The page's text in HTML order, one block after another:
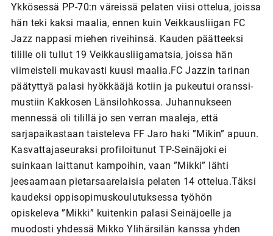
Ykkösessä PP-70:n väreissä pelaten viisi ottelua, joissa
hän teki kaksi maalia, ennen kuin Veikkausliigan FC
Jazz nappasi miehen riveihinsä. Kauden päätteeksi
tilille oli tullut 19 Veikkausliigamatsia, joissa hän
viimeisteli mukavasti kuusi maalia.FC Jazzin tarinan
päätyttyä palasi hyökkääjä kotiin ja pukeutui oranssi-
mustiin Kakkosen Länsilohkossa. Juhannukseen
mennessä oli tilillä jo sen verran maaleja, että
sarjapaikastaan taisteleva FF Jaro haki ”Mikin” apuun.
Kasvattajaseuraksi profiloitunut TP-Seinäjoki ei
suinkaan laittanut kampoihin, vaan ”Mikki” lähti
jeesaamaan pietarsaarelaisia pelaten 14 ottelua.Täksi
kaudeksi oppisopimuskoulutuksessa työhön
opiskeleva ”Mikki” kuitenkin palasi Seinäjoelle ja
muodosti yhdessä Mikko Ylihärsilän kanssa yhden